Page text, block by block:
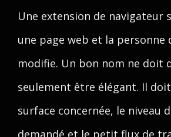
Une extension de navigateur
une page web et la personne
modifie. Un bon nom ne doit
seulement être élégant. Il
surface concernée, le niveau
demandé et le petit flux de